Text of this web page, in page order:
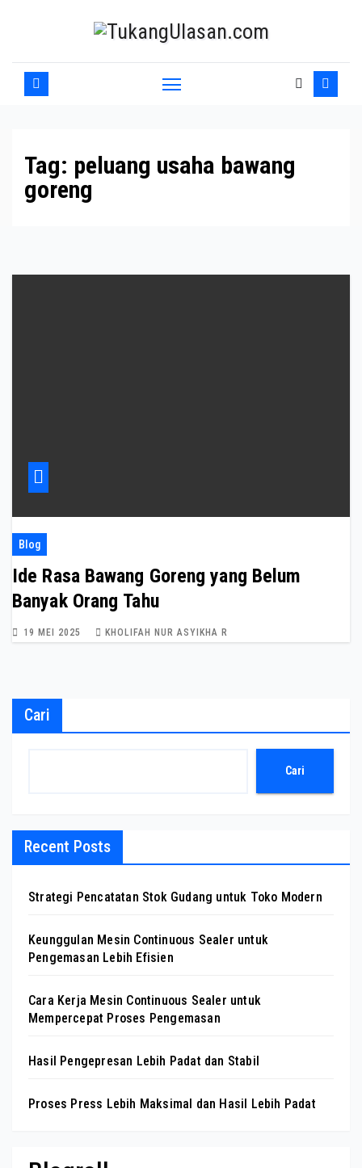
content
Tag: peluang usaha bawang
goreng
Blog
Ide Rasa Bawang Goreng yang Belum
Banyak Orang Tahu
19 MEI 2025 KHOLIFAH NUR ASYIKHA R
Cari
Cari
Recent Posts
Strategi Pencatatan Stok Gudang untuk Toko Modern
Keunggulan Mesin Continuous Sealer untuk
Pengemasan Lebih Efisien
Cara Kerja Mesin Continuous Sealer untuk
Mempercepat Proses Pengemasan
Hasil Pengepresan Lebih Padat dan Stabil
Proses Press Lebih Maksimal dan Hasil Lebih Padat